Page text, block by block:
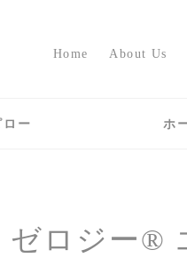
Home About Us
ロー ホ
ゼロジー®